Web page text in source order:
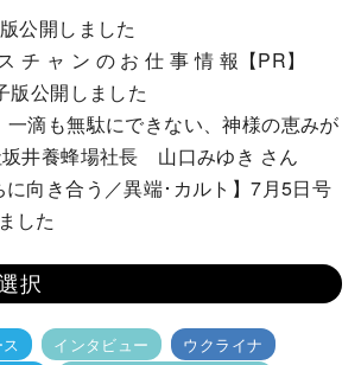
公開しました
チ ャ ン の お 仕 事 情 報【PR】
版公開しました
滴も無駄にできない、神様の恵みが
井養蜂場社長 山口みゆき さん
に向き合う／異端･カルト】7月5日号
した
択
インタビュー
ウクライナ